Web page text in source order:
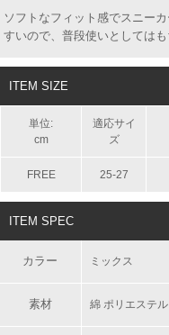
ソフトなフィット感でスニー
すいので、普段使いとしては
ITEM SIZE
単位:
cm
適応サイ
ズ
FREE 25-27
ITEM SPEC
カラー ミックス
素材 綿 ポリエステ